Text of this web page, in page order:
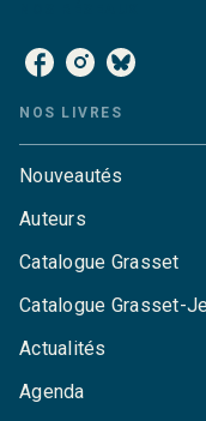
NOS LIVRES
Nouveautés
Auteurs
Catalogue Grasset
Catalogue Grasset-
Actualités
Agenda